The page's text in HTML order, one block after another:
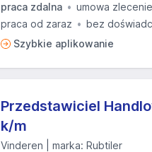
praca zdalna
umowa zlecenie
praca od zaraz
bez
Szybkie aplikowanie
Przedstawiciel
k/m
Vinderen | marka: Rubtiler